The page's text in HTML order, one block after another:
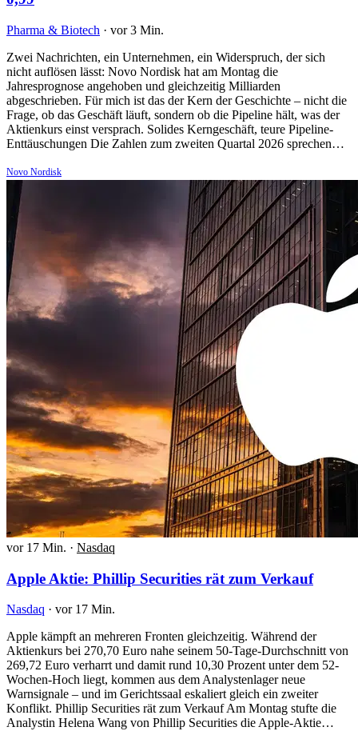
Pharma & Biotech · vor 3 Min.
Zwei Nachrichten, ein Unternehmen, ein Widerspruch, der sich
nicht auflösen lässt: Novo Nordisk hat am Montag die
Jahresprognose angehoben und gleichzeitig Milliarden
abgeschrieben. Für mich ist das der Kern der Geschichte – nicht die
Frage, ob das Geschäft läuft, sondern ob die Pipeline hält, was der
Aktienkurs einst versprach. Solides Kerngeschäft, teure Pipeline-
Enttäuschungen Die Zahlen zum zweiten Quartal 2026 sprechen…
Novo Nordisk
vor 17 Min. · Nasdaq
Apple Aktie: Phillip Securities rät zum Verkauf
Nasdaq · vor 17 Min.
Apple kämpft an mehreren Fronten gleichzeitig. Während der
Aktienkurs bei 270,70 Euro nahe seinem 50-Tage-Durchschnitt von
269,72 Euro verharrt und damit rund 10,30 Prozent unter dem 52-
Wochen-Hoch liegt, kommen aus dem Analystenlager neue
Warnsignale – und im Gerichtssaal eskaliert gleich ein zweiter
Konflikt. Phillip Securities rät zum Verkauf Am Montag stufte die
Analystin Helena Wang von Phillip Securities die Apple-Aktie…